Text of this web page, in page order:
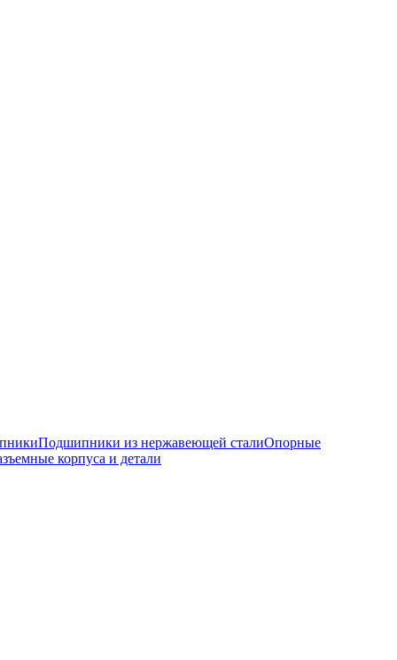
Подшипники из нержавеющей сталиОпорные
корпуса и детали